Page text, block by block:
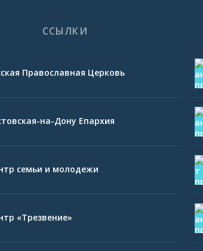
ССЫЛКИ
Православная Церковь
на-Дону Епархия
семьи и молодежи
«Трезвение»